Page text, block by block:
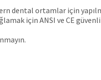
dental ortamlar için
için ANSI ve CE